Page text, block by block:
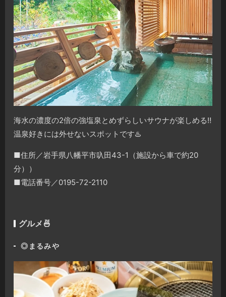
海水の濃度の2倍の強塩泉とめずらしいサウナが楽しめる‼️
温泉好きには外せないスポットです♨️
■住所／岩手県八幡平市叺田43-1（施設から車で約20
分））
■電話番号／0195-72-2110
グルメ🍜
◎ まるみや